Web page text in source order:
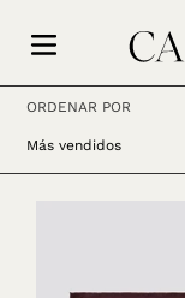
directamente
contenido
ORDENAR POR